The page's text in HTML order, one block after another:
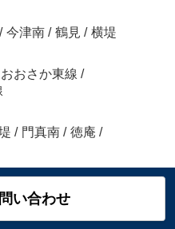
/ 今津南 / 鶴見 / 横堤
おおさか東線 /
/ 門真南 / 徳庵 /
い合わせ